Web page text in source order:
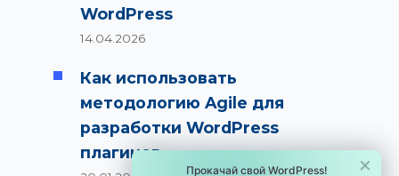
WordPress
14.04.2026
Как использовать
методологию Agile для
разработки WordPress
плагинов
×
Прокачай свой WordPress!